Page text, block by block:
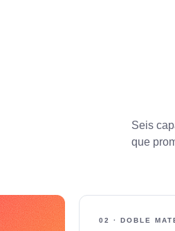
Seis
que
02 · DOBLE